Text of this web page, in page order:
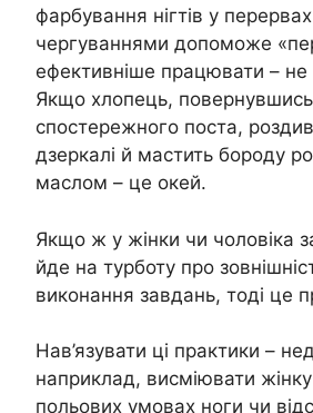
фарбування нігтів у
чергуваннями допоможе
ефективніше працювати –
Якщо хлопець, повернувшись
спостережного поста,
дзеркалі й мастить бороду
маслом – це окей.
Якщо ж у жінки чи чоловіка
йде на турботу про
виконання завдань, тоді це
Нав’язувати ці практики –
наприклад, висміювати
польових умовах ноги чи